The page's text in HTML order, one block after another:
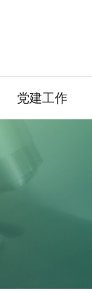
党建工作